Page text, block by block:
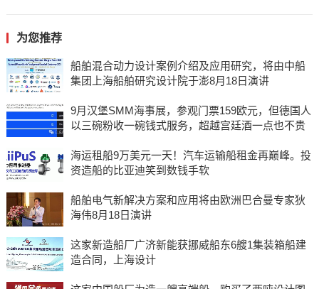
为您推荐
船舶混合动力设计案例介绍及应用研究，将由中船
集团上海船舶研究设计院于澎8月18日演讲
9月汉堡SMM海事展，参观门票159欧元，但德国人
以三碗粉收一碗钱式服务，超越宫廷酒一点也不贵
海运租船9万美元一天！汽车运输船租金再巅峰。投
资造船的比亚迪笑到数钱手软
船舶电气新解决方案和应用将由欧洲巴合曼专家狄
海伟8月18日演讲
这家新造船厂广济新能获挪威船东6艘1集装箱船建
造合同，上海设计